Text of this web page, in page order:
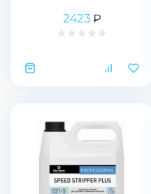
2423 ₽